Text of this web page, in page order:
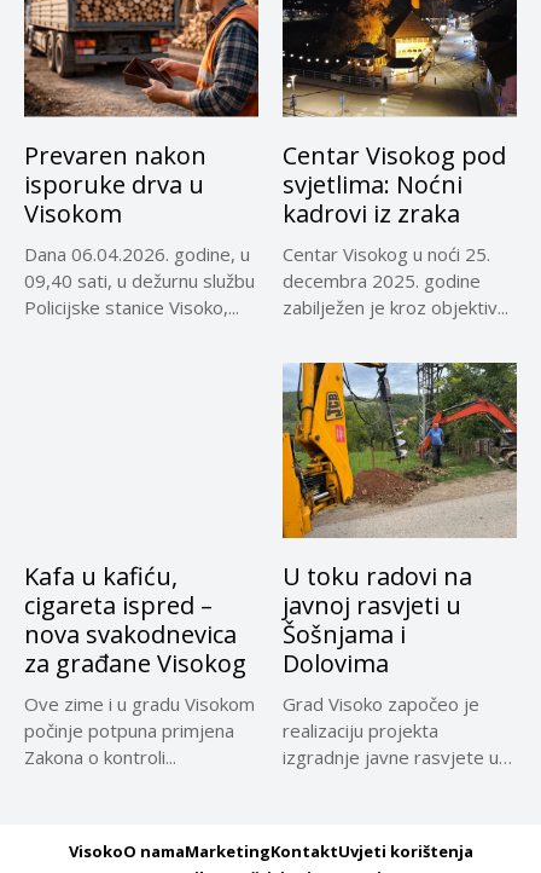
Prevaren nakon
isporuke drva u
Visokom
Dana 06.04.2026. godine, u
09,40 sati, u dežurnu službu
Policijske stanice Visoko,...
Centar Visokog pod
svjetlima: Noćni
kadrovi iz zraka
Centar Visokog u noći 25.
decembra 2025. godine
zabilježen je kroz objektiv...
Kafa u kafiću,
cigareta ispred –
nova svakodnevica
za građane Visokog
Ove zime i u gradu Visokom
počinje potpuna primjena
Zakona o kontroli...
U toku radovi na
javnoj rasvjeti u
Šošnjama i
Dolovima
Grad Visoko započeo je
realizaciju projekta
izgradnje javne rasvjete u
VisokoO namaMarketingKontaktUvjeti korištenja